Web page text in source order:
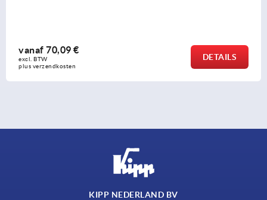
vanaf 70,09 €
excl. BTW
plus verzendkosten
DETAILS
KIPP NEDERLAND BV